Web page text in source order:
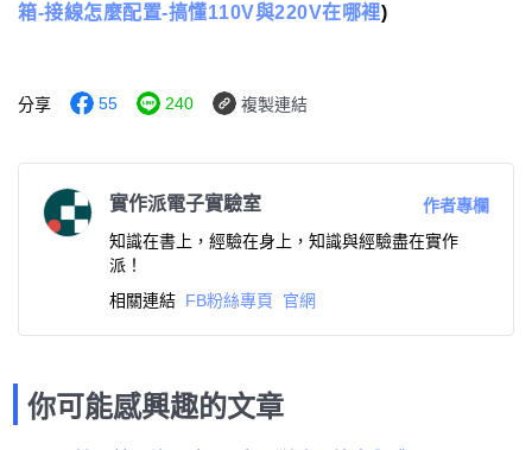
箱-接線怎麼配置-搞懂110V與220V在哪裡)
分享 55 240 複製連結
實作派電子實驗室
作者專欄
知識在書上，經驗在身上，知識與經驗盡在實作
派！
相關連結 FB粉絲專頁 官網
你可能感興趣的文章